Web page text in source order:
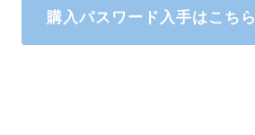
購入パスワード入手はこちら